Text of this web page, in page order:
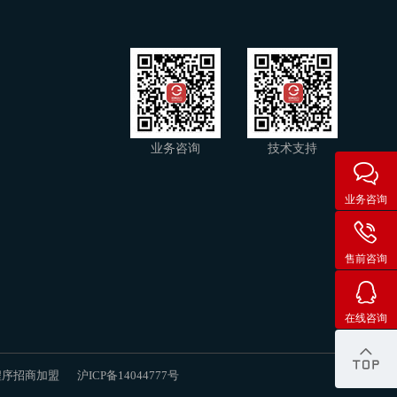
业务咨询 技术支持
招商加盟 沪ICP备14044777号
业务咨询
售前咨询
在线咨询